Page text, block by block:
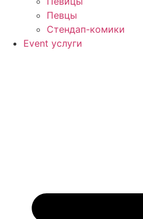
Певцы
Стендап-комики
Event услуги